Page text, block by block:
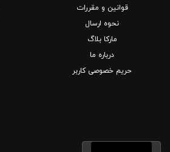
قوانین و مقررات
نحوه ارسال
مارکا بلاگ
درباره ما
حریم خصوصی کاربر